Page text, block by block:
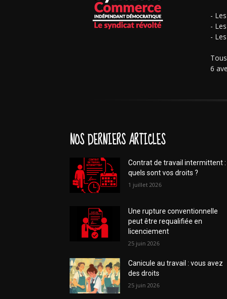
-
-
-
6
NOS DERNIERS ARTICLES
Contrat de travail intermittent :
quels sont vos droits ?
1 juillet 2026
Une rupture conventionnelle
peut être requalifiée en
licenciement
25 juin 2026
Canicule au travail : vous avez
des droits
25 juin 2026